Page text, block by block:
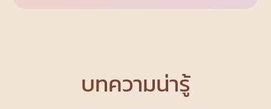
บทความน่ารู้